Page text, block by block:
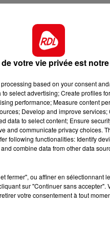
victoire - 6 places).
de s'imposer.
ensuite connu des
à son avantage,
puis a tenté sa
en y gagnant 2
ses deux derniéres
au mois de juin.
pas, finissant
les événements.
qualité et devrait le
avec une seconde
Le Jukebox
votre vie privée est
based on your consent
select advertising; Create profiles
performance; Measure content
Develop and improve
data to select content; Ensure
and communicate privacy choices.
following functionalities: Identify
combine data from other data
fermer", ou affiner en sélectionnant
sur "Continuer sans
votre consentement à tout